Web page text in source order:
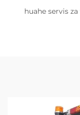
huahe servis